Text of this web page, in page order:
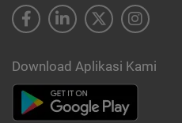
Download Aplikasi Kami